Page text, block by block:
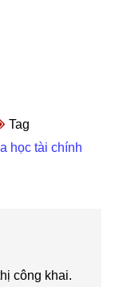
Tag
học tài chính
công khai.